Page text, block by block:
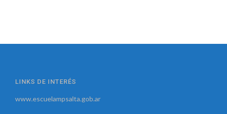
LINKS DE INTERÉS
www.escuelampsalta.gob.ar